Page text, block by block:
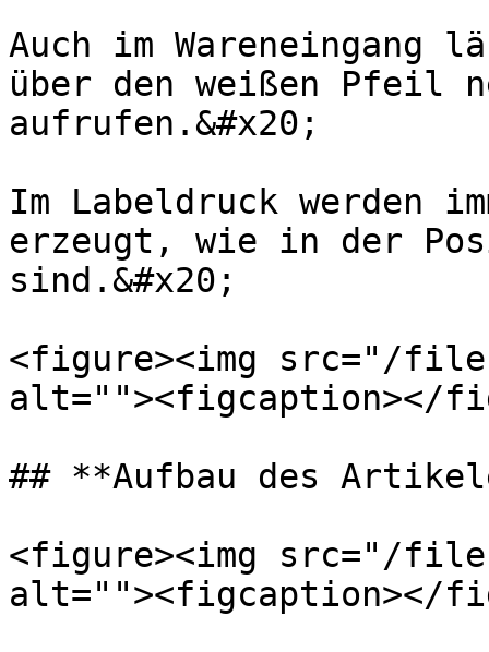
Auch im
über den weißen Pfeil
aufrufen.&#x20;
Im Labeldruck werden
erzeugt, wie in der
sind.&#x20;
<figure><img src="/files/
alt=""><figcaption></
## **Aufbau des
<figure><img src="/
alt=""><figcaption></